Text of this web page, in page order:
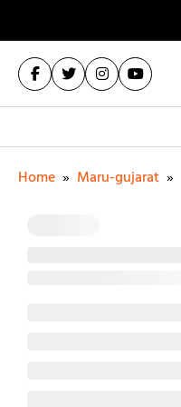
Home » Maru-gujarat »